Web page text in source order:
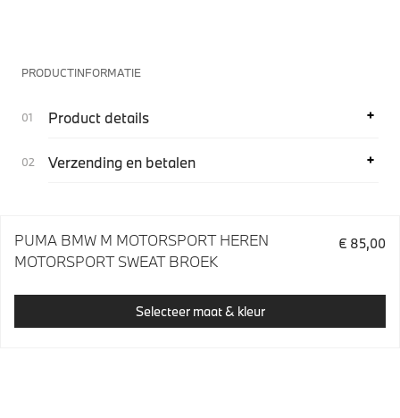
PRODUCTINFORMATIE
Product details
Verzending en betalen
PUMA BMW M MOTORSPORT HEREN
MOTORSPORT SWEAT BROEK
€ 85,00
Selecteer maat & kleur